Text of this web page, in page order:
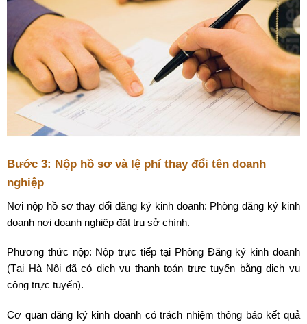
Bước 3: Nộp hồ sơ và lệ phí thay đổi tên doanh
nghiệp
Nơi nộp hồ sơ thay đổi đăng ký kinh doanh: Phòng đăng ký kinh
doanh nơi doanh nghiệp đặt trụ sở chính.
Phương thức nộp: Nộp trực tiếp tại Phòng Đăng ký kinh doanh
(Tại Hà Nội đã có dịch vụ thanh toán trực tuyến bằng dịch vụ
công trực tuyến).
Cơ quan đăng ký kinh doanh có trách nhiệm thông báo kết quả